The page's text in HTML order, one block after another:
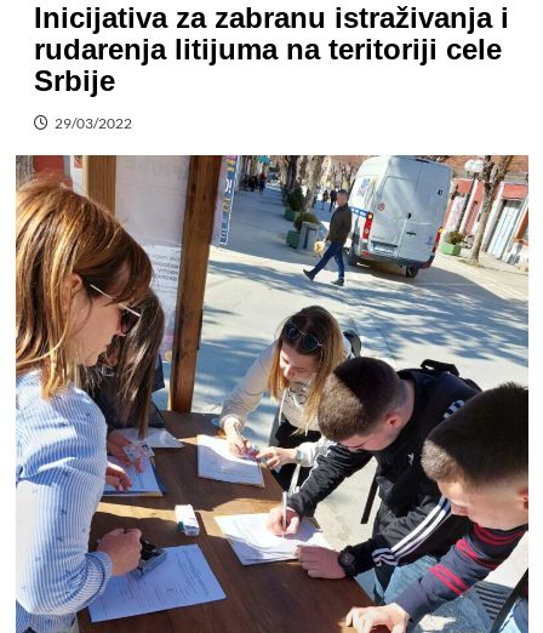
Inicijativa za zabranu istraživanja i
rudarenja litijuma na teritoriji cele
Srbije
29/03/2022